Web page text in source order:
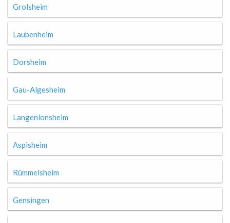
Grolsheim
Laubenheim
Dorsheim
Gau-Algesheim
Langenlonsheim
Aspisheim
Rümmelsheim
Gensingen